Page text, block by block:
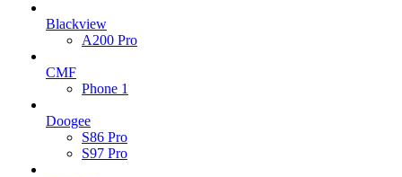
Blackview
A200 Pro
CMF
Phone 1
Doogee
S86 Pro
S97 Pro